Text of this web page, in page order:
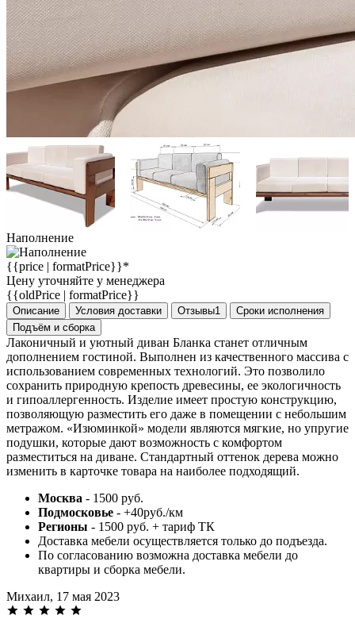
Наполнение
{{price | formatPrice}}*
Цену уточняйте у менеджера
{{oldPrice | formatPrice}}
Описание Условия доставки Отзывы1
Сроки исполнения
Подъём и сборка
Лаконичный и уютный диван Бланка станет отличным
дополнением гостиной. Выполнен из качественного массива с
использованием современных технологий. Это позволило
сохранить природную крепость древесины, ее экологичность
и гипоаллергенность. Изделие имеет простую конструкцию,
позволяющую разместить его даже в помещении с небольшим
метражом. «Изюминкой» модели являются мягкие, но упругие
подушки, которые дают возможность с комфортом
разместиться на диване. Стандартный оттенок дерева можно
изменить в карточке товара на наиболее подходящий.
Москва - 1500 руб.
Подмосковье - +40руб./км
Регионы - 1500 руб. + тариф ТК
Доставка мебели осуществляется только до подъезда.
По согласованию возможна доставка мебели до
квартиры и сборка мебели.
Михаил, 17 мая 2023